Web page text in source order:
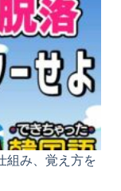
する一番の